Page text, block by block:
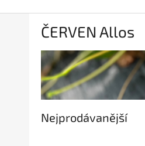
ČERVEN Allos
Nejprodávanější